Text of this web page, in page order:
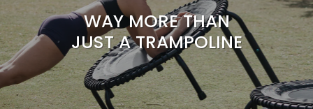
WAY MORE THAN
JUST A TRAMPOLINE